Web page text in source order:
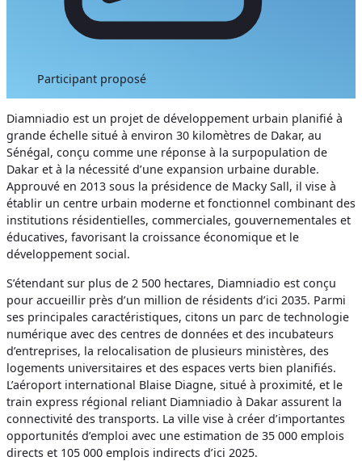
Participant proposé
Diamniadio est un projet de développement urbain planifié à
grande échelle situé à environ 30 kilomètres de Dakar, au
Sénégal, conçu comme une réponse à la surpopulation de
Dakar et à la nécessité d’une expansion urbaine durable.
Approuvé en 2013 sous la présidence de Macky Sall, il vise à
établir un centre urbain moderne et fonctionnel combinant des
institutions résidentielles, commerciales, gouvernementales et
éducatives, favorisant la croissance économique et le
développement social.
S’étendant sur plus de 2 500 hectares, Diamniadio est conçu
pour accueillir près d’un million de résidents d’ici 2035. Parmi
ses principales caractéristiques, citons un parc de technologie
numérique avec des centres de données et des incubateurs
d’entreprises, la relocalisation de plusieurs ministères, des
logements universitaires et des espaces verts bien planifiés.
L’aéroport international Blaise Diagne, situé à proximité, et le
train express régional reliant Diamniadio à Dakar assurent la
connectivité des transports. La ville vise à créer d’importantes
opportunités d’emploi avec une estimation de 35 000 emplois
directs et 105 000 emplois indirects d’ici 2025.